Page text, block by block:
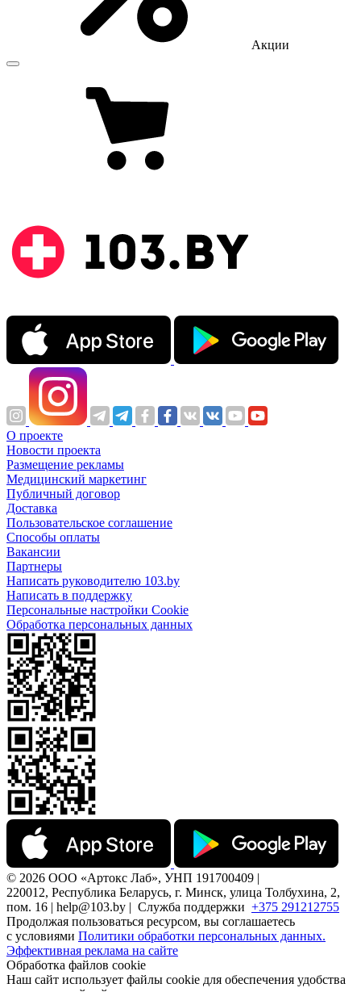
Акции
О проекте
Новости проекта
Размещение рекламы
Медицинский маркетинг
Публичный договор
Доставка
Пользовательское соглашение
Способы оплаты
Вакансии
Партнеры
Написать руководителю 103.by
Написать в поддержку
Персональные настройки Cookie
Обработка персональных данных
© 2026 ООО «Артокс Лаб», УНП 191700409 |
220012, Республика Беларусь, г. Минск, улица Толбухина, 2,
пом. 16 | help@103.by | Служба поддержки +375 291212755
Продолжая пользоваться ресурсом, вы соглашаетесь
с условиями Политики обработки персональных данных.
Эффективная реклама на сайте
Обработка файлов cookie
Наш сайт использует файлы cookie для обеспечения удобства